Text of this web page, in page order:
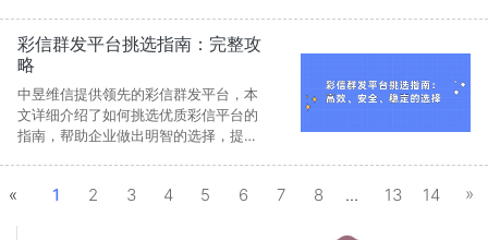
售后服务，企业可以在众多平台中找到
最适合自己业务需求的短信平台。
彩信群发平台挑选指南：完整攻
略
中昱维信提供领先的彩信群发平台，本
文详细介绍了如何挑选优质彩信平台的
指南，帮助企业做出明智的选择，提升
« 1 2 3 4 5 6 7 8 ... 13 14 »